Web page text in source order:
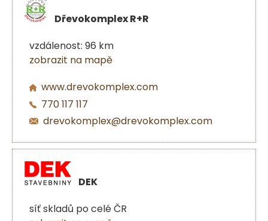
Dřevokomplex R+R
vzdálenost: 96 km
zobrazit na mapě
www.drevokomplex.com
770 117 117
drevokomplex@drevokomplex.com
DEK
síť skladů po celé ČR